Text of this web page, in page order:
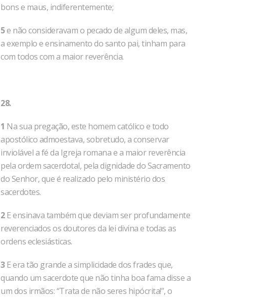
bons e maus, indiferentemente;
5e não consideravam o pecado de algum deles, mas,
a exemplo e ensinamento do santo pai, tinham para
com todos com a maior reverência.
28.
1 Na sua pregação, este homem católico e todo
apostólico admoestava, sobretudo, a conservar
inviolável a fé da Igreja ro­mana e a maior reverência
pela ordem sacerdotal, pela dignidade do Sacramento
do Senhor, que é realizado pelo ministério dos
sacerdotes.
2E ensinava também que deviam ser profundamente
reverenciados os doutores da lei divina e todas as
ordens eclesiásticas. ­
3E era tão grande a simplicidade dos frades que,
quando um sacerdote que não tinha boa fama disse a
um dos irmãos: “Trata de não seres hipócrita!”, o